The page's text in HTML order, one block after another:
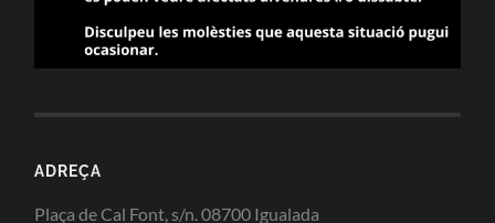
ADREÇA
Plaça de Cal Font, s/n. 08700 Igualada